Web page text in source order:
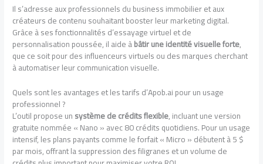
Il s’adresse aux professionnels du business immobilier et aux
créateurs de contenu souhaitant booster leur marketing digital.
Grâce à ses fonctionnalités d’essayage virtuel et de
personnalisation poussée, il aide àbâtir une identité visuelle forte,
que ce soit pour des influenceurs virtuels ou des marques cherchant
à automatiser leur communication visuelle.
Quels sont les avantages et les tarifs d’Apob.ai pour un usage
professionnel ?
L’outil propose unsystème de crédits flexible, incluant une version
gratuite nommée « Nano » avec 80 crédits quotidiens. Pour un usage
intensif, les plans payants comme le forfait « Micro » débutent à 5 $
par mois, offrant la suppression des filigranes et un volume de